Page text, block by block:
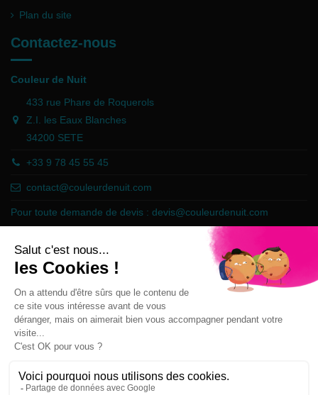
Plan du site
Contactez-nous
Couleur de Nuit
433 rue Phare de Roquerols
Z.I. les Eaux Blanches
34200 SETE
+33 9 78 45 55 45
contact@couleurdenuit.com
Pour toute demande de devis : devis@couleurdenuit.com
Marchand approuvé par la Société des Avis Garantis,cliquez ici pour
vérifier .
Follow us
Newsletter